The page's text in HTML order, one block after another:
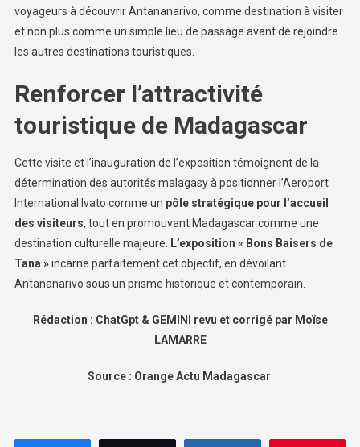
voyageurs à découvrir Antananarivo, comme destination à visiter
et non plus comme un simple lieu de passage avant de rejoindre
les autres destinations touristiques.
Renforcer l’attractivité
touristique de Madagascar
Cette visite et l’inauguration de l’exposition témoignent de la
détermination des autorités malagasy à positionner l’Aeroport
International Ivato comme un pôle stratégique pour l’accueil
des visiteurs, tout en promouvant Madagascar comme une
destination culturelle majeure.
L’exposition « Bons Baisers de
Tana »incarne parfaitement cet objectif, en dévoilant
Antananarivo sous un prisme historique et contemporain.
Rédaction : ChatGpt & GEMINI revu et corrigé par Moïse
LAMARRE
Source : Orange Actu Madagascar